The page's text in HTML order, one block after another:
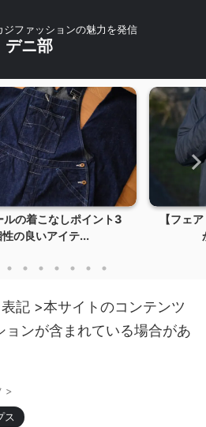
ジファッションの魅力を発信
デニ部
ヴァ2】薄くて軽くて暖
冬のアウター...
【2022
記 >本サイトのコンテンツ
ョンが含まれている場合があ
>
ス